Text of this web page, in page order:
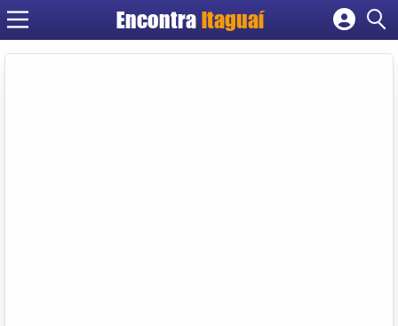
EncontraItaguaí
Cadastrar empresa